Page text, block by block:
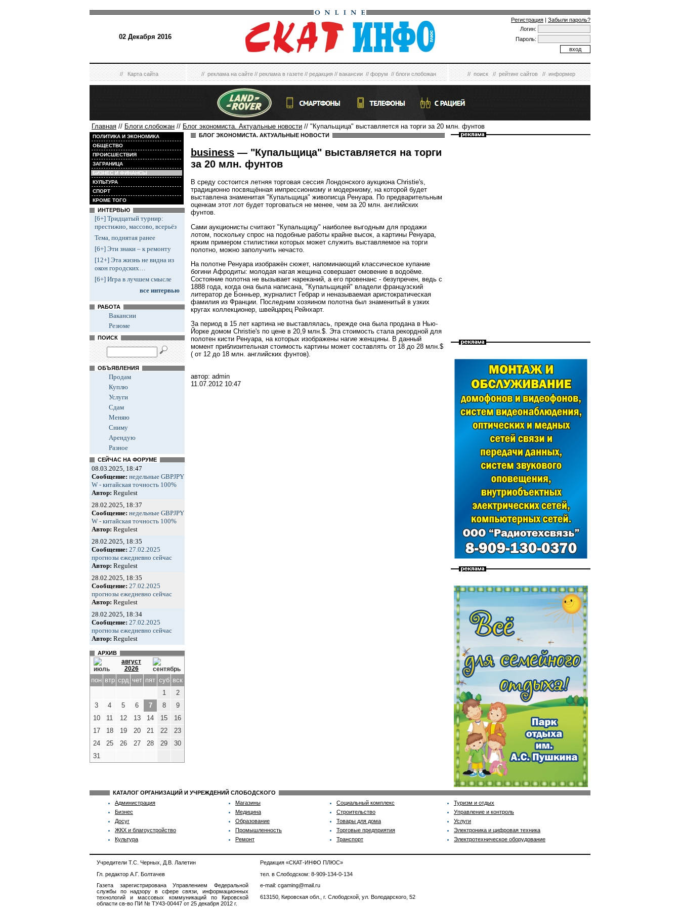
02 Декабря 2016
Регистрация | Забыли пароль?
Логин:
Пароль:
//Карта сайта //реклама на сайте//реклама в газете//редакция//вакансии//форум//блоги слобожан //поиск//рейтинг сайтов//информер
Главная // Блоги слобожан // Блог экономиста. Актуальные новости // "Купальщица" выставляется на торги за 20 млн. фунтов
ПОЛИТИКА И ЭКОНОМИКА
ОБЩЕСТВО
ПРОИСШЕСТВИЯ
ЗАГРАНИЦА
БИЗНЕС И ФИНАНСЫ
КУЛЬТУРА
СПОРТ
КРОМЕ ТОГО
ИНТЕРВЬЮ
[6+] Тридцатый турнир:
престижно, массово, всерьёз
Тема, поднятая ранее
[6+] Эти знаки – к ремонту
[12+] Эта жизнь не видна из
окон городских…
[6+] Игра в лучшем смысле
все интервью
РАБОТА
Вакансии
Резюме
ПОИСК
ОБЪЯВЛЕНИЯ
Продам
Куплю
Услуги
Сдам
Меняю
Сниму
Арендую
Разное
СЕЙЧАС НА ФОРУМЕ
08.03.2025, 18:47
Сообщение: недельные GBPJPY
W - китайская точность 100%
Автор: Regulest
28.02.2025, 18:37
Сообщение: недельные GBPJPY
W - китайская точность 100%
Автор: Regulest
28.02.2025, 18:35
Сообщение: 27.02.2025
прогнозы ежедневно сейчас
Автор: Regulest
28.02.2025, 18:35
Сообщение: 27.02.2025
прогнозы ежедневно сейчас
Автор: Regulest
28.02.2025, 18:34
Сообщение: 27.02.2025
прогнозы ежедневно сейчас
Автор: Regulest
АРХИВ
август
2026
пон втр срд чет пят суб вск
1
2
3
4 5 6 7 8
9
10
11 12 13 14 15
16
17
18 19 20 21 22
23
24
25 26 27 28 29
30
31
БЛОГ ЭКОНОМИСТА. АКТУАЛЬНЫЕ НОВОСТИ
business — "Купальщица" выставляется на торги
за 20 млн. фунтов
В среду состоится летняя торговая сессия Лондонского аукциона Christie's,
традиционно посвящённая импрессионизму и модернизму, на которой будет
выставлена знаменитая "Купальщица" живописца Ренуара. По предварительным
оценкам этот лот будет торговаться не менее, чем за 20 млн. английских
фунтов.
Сами аукционисты считают "Купальщицу" наиболее выгодным для продажи
лотом, поскольку спрос на подобные работы крайне высок, а картины Ренуара,
ярким примером стилистики которых может служить выставляемое на торги
полотно, можно заполучить нечасто.
На полотне Ренуара изображён сюжет, напоминающий классическое купание
богини Афродиты: молодая нагая жещина совершает омовение в водоёме.
Состояние полотна не вызывает нареканий, а его провенанс - безупречен, ведь с
1888 года, когда она была написана, "Купальщицей" владели французский
литератор де Бонньер, журналист Гебрар и неназываемая аристократическая
фамилия из Франции. Последним хозяином полотна был знаменитый в узких
кругах коллекционер, швейцарец Рейнхарт.
За период в 15 лет картина не выставлялась, прежде она была продана в Нью-
Йорке домом Christie's по цене в 20,9 млн.$. Эта стоимость стала рекордной для
полотен кисти Ренуара, на которых изображены нагие женщины. В данный
момент приблизительная стоимость картины может составлять от 18 до 28 млн.$
( от 12 до 18 млн. английских фунтов).
автор: admin
11.07.2012 10:47
КАТАЛОГ ОРГАНИЗАЦИЙ И УЧРЕЖДЕНИЙ СЛОБОДСКОГО
Администрация
Бизнес
Досуг
ЖКХ и благоустройство
Культура
Магазины
Медицина
Образование
Промышленность
Ремонт
Социальный комплекс
Строительство
Товары для дома
Торговые предприятия
Транспорт
Туризм и отдых
Управление и контроль
Услуги
Электроника и цифровая техника
Электротехническое оборудование
Учредители Т.С. Черных, Д.В. Лалетин
Гл. редактор А.Г. Болтачев
Газета зарегистрирована Управлением Федеральной
службы по надзору в сфере связи, информационных
технологий и массовых коммуникаций по Кировской
области св-во ПИ № ТУ43-00447 от 25 декабря 2012 г.
Редакция «СКАТ-ИНФО ПЛЮС»
тел. в Слободском: 8-909-134-0-134
e-mail: cgaming@mail.ru
613150, Кировская обл., г. Слободской, ул. Володарского, 52